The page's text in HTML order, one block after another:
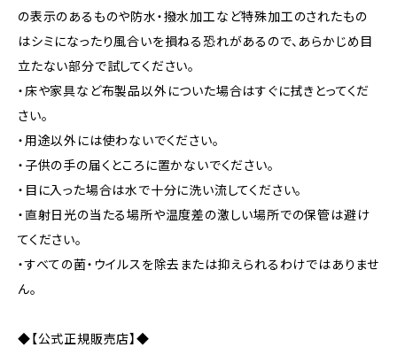
の表示のあるものや防水・撥水加工など特殊加工のされたもの
はシミになったり風合いを損ねる恐れがあるので、あらかじめ目
立たない部分で試してください。
・床や家具など布製品以外についた場合はすぐに拭きとってくだ
さい。
・用途以外には使わないでください。
・子供の手の届くところに置かないでください。
・目に入った場合は水で十分に洗い流してください。
・直射日光の当たる場所や温度差の激しい場所での保管は避け
てください。
・すべての菌・ウイルスを除去または抑えられるわけではありませ
ん。
◆【公式正規販売店】◆